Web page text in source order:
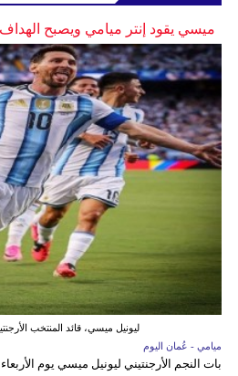
ميسي يقود إنتر ميامي ويصبح
ليونيل ميسي، قائد المنتخب
ميامي - عُمان اليوم
بات النجم الأرجنتيني ليونيل ميسي يوم